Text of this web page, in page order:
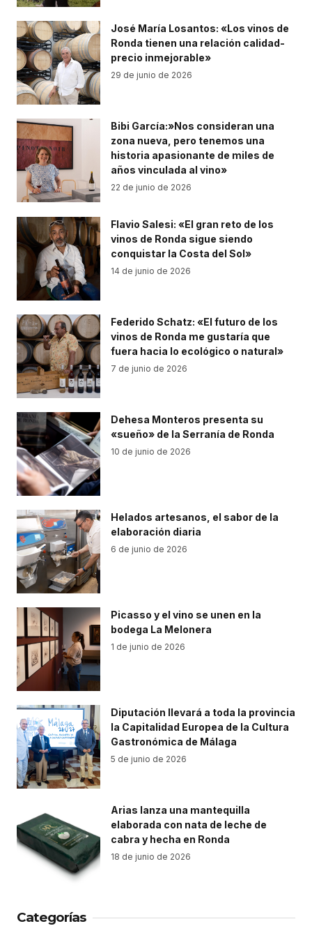
José María Losantos: «Los vinos de
Ronda tienen una relación calidad-
precio inmejorable»
29 de junio de 2026
Bibi García:»Nos consideran una
zona nueva, pero tenemos una
historia apasionante de miles de
años vinculada al vino»
22 de junio de 2026
Flavio Salesi: «El gran reto de los
vinos de Ronda sigue siendo
conquistar la Costa del Sol»
14 de junio de 2026
Federido Schatz: «El futuro de los
vinos de Ronda me gustaría que
fuera hacia lo ecológico o natural»
7 de junio de 2026
Dehesa Monteros presenta su
«sueño» de la Serranía de Ronda
10 de junio de 2026
Helados artesanos, el sabor de la
elaboración diaria
6 de junio de 2026
Picasso y el vino se unen en la
bodega La Melonera
1 de junio de 2026
Diputación llevará a toda la provincia
la Capitalidad Europea de la Cultura
Gastronómica de Málaga
5 de junio de 2026
Arias lanza una mantequilla
elaborada con nata de leche de
cabra y hecha en Ronda
18 de junio de 2026
Categorías